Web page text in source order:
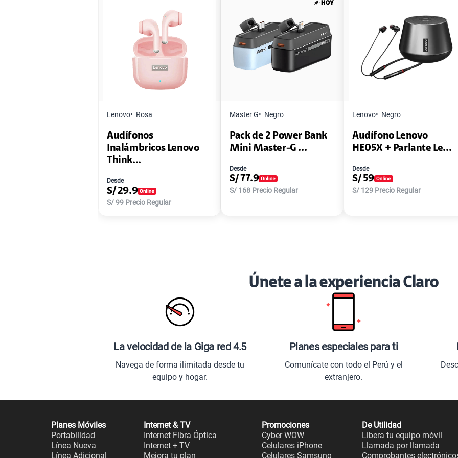
Lenovo Rosa
Audífonos
Inalámbricos Lenovo
Think...
Desde
S/ 29.9
S/99 Precio Regular
Master G Negro
Pack de 2 Power Bank
Mini Master-G ...
Desde
S/77.9
S/ 168 Precio Regular
Lenovo Negro
Audífono Lenovo
HE05X + Parlante Le...
Desde
S/ 59
S/ 129 Precio Regular
Únete a la experiencia Claro
La velocidad de la Giga red 4.5
Navega de forma ilimitada desde tu
equipo y hogar.
Planes especiales para ti
Comunícate con todo el Perú y el
extranjero.
Planes Móviles
Portabilidad
Línea Nueva
Línea Adicional
Internet & TV
Internet Fibra Óptica
Internet + TV
Mejora tu plan
Promociones
Cyber WOW
Celulares iPhone
Celulares Samsung
De Utilidad
Libera tu equipo móvil
Llamada por llamada
Comprobantes